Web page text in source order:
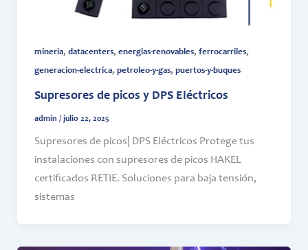
mineria, datacenters, energias-renovables, ferrocarriles,
generacion-electrica, petroleo-y-gas, puertos-y-buques
Supresores de picos y DPS Eléctricos
admin / julio 22, 2025
Supresores de picos| DPS Eléctricos Protege tus
instalaciones con supresores de picos HAKEL
certificados RETIE. Soluciones para baja tensión,
sistemas